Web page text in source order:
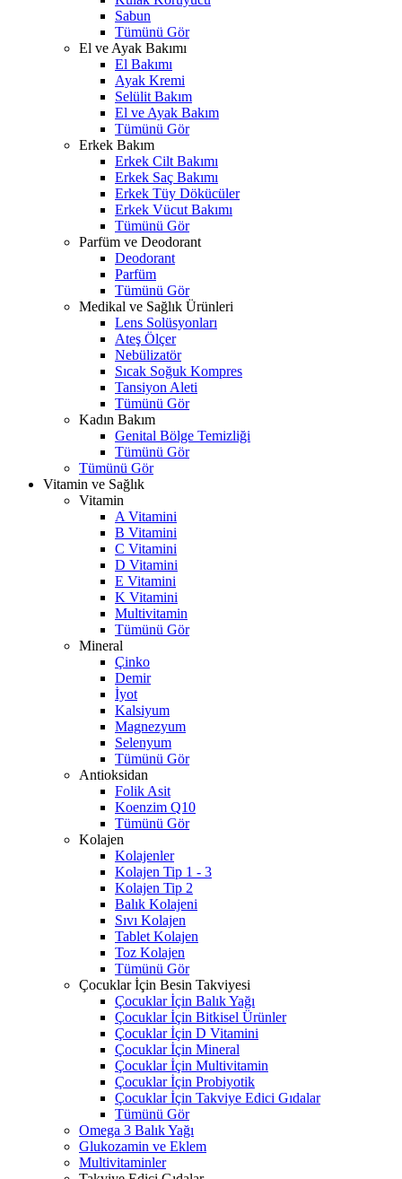
Sabun
Tümünü Gör
El ve Ayak Bakımı
El Bakımı
Ayak Kremi
Selülit Bakım
El ve Ayak Bakım
Tümünü Gör
Erkek Bakım
Erkek Cilt Bakımı
Erkek Saç Bakımı
Erkek Tüy Dökücüler
Erkek Vücut Bakımı
Tümünü Gör
Parfüm ve Deodorant
Deodorant
Parfüm
Tümünü Gör
Medikal ve Sağlık Ürünleri
Lens Solüsyonları
Ateş Ölçer
Nebülizatör
Sıcak Soğuk Kompres
Tansiyon Aleti
Tümünü Gör
Kadın Bakım
Genital Bölge Temizliği
Tümünü Gör
Tümünü Gör
Vitamin ve Sağlık
Vitamin
A Vitamini
B Vitamini
C Vitamini
D Vitamini
E Vitamini
K Vitamini
Multivitamin
Tümünü Gör
Mineral
Çinko
Demir
İyot
Kalsiyum
Magnezyum
Selenyum
Tümünü Gör
Antioksidan
Folik Asit
Koenzim Q10
Tümünü Gör
Kolajen
Kolajenler
Kolajen Tip 1 - 3
Kolajen Tip 2
Balık Kolajeni
Sıvı Kolajen
Tablet Kolajen
Toz Kolajen
Tümünü Gör
Çocuklar İçin Besin Takviyesi
Çocuklar İçin Balık Yağı
Çocuklar İçin Bitkisel Ürünler
Çocuklar İçin D Vitamini
Çocuklar İçin Mineral
Çocuklar İçin Multivitamin
Çocuklar İçin Probiyotik
Çocuklar İçin Takviye Edici Gıdalar
Tümünü Gör
Omega 3 Balık Yağı
Glukozamin ve Eklem
Multivitaminler